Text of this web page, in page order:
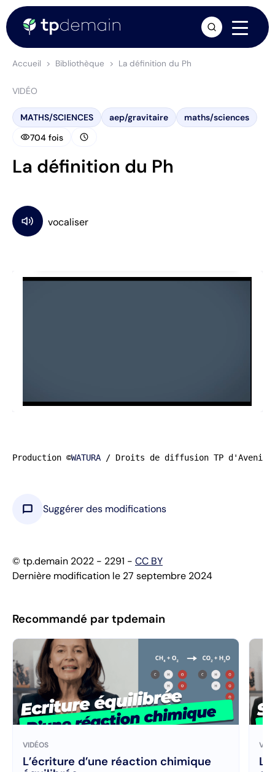
Accueil Bibliothèque La définition du Ph
VIDÉO
MATHS/SCIENCES aep/gravitaire maths/sciences
visibility704 fois schedule
La définition du Ph
Production ©WATURA / Droits de diffusion TP d'Avenir
chat_bubble Suggérer des modifications
© tp.demain 2022 - 2291 - CC BY
Dernière modification le 27 septembre 2024
Recommandé par tpdemain
VIDÉOS
L’écriture d’une réaction chimique
arrow_forward